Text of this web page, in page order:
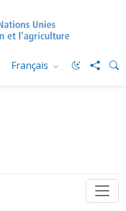
Français